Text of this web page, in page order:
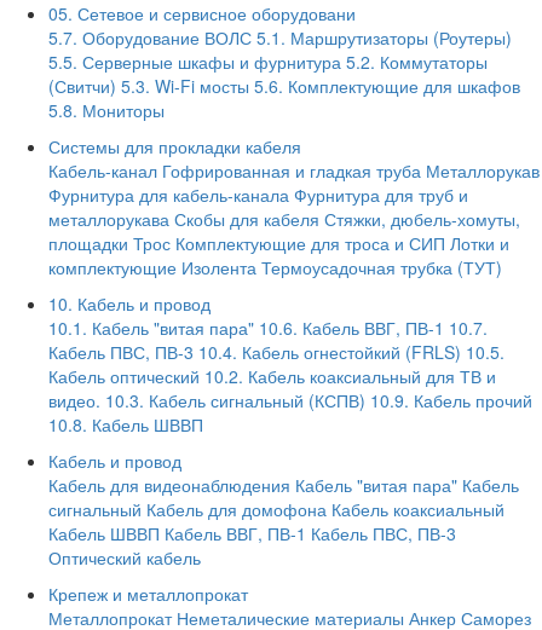
05. Сетевое и сервисное оборудовани
5.7. Оборудование ВОЛС 5.1. Маршрутизаторы (Роутеры)
5.5. Серверные шкафы и фурнитура 5.2. Коммутаторы
(Свитчи) 5.3. Wi-Fi мосты 5.6. Комплектующие для шкафов
5.8. Мониторы
Системы для прокладки кабеля
Кабель-канал Гофрированная и гладкая труба Металлорукав
Фурнитура для кабель-канала Фурнитура для труб и
металлорукава Скобы для кабеля Стяжки, дюбель-хомуты,
площадки Трос Комплектующие для троса и СИП Лотки и
комплектующие Изолента Термоусадочная трубка (ТУТ)
10. Кабель и провод
10.1. Кабель "витая пара" 10.6. Кабель ВВГ, ПВ-1 10.7.
Кабель ПВС, ПВ-3 10.4. Кабель огнестойкий (FRLS) 10.5.
Кабель оптический 10.2. Кабель коаксиальный для ТВ и
видео. 10.3. Кабель сигнальный (КСПВ) 10.9. Кабель прочий
10.8. Кабель ШВВП
Кабель и провод
Кабель для видеонаблюдения Кабель "витая пара" Кабель
сигнальный Кабель для домофона Кабель коаксиальный
Кабель ШВВП Кабель ВВГ, ПВ-1 Кабель ПВС, ПВ-3
Оптический кабель
Крепеж и металлопрокат
Металлопрокат Неметалические материалы Анкер Саморез